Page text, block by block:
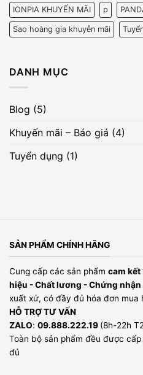
Thời
hạn
đến
31/3/2026
MÔ
HÌNH
TIẾP
THỊ
LIÊN
Hà
Nội(IONPIA)
-
Mua
1
nhận
quà
IONPIA KHUYẾN MÃI p
Sao hoàng gia khuyễn mãi
DANH MỤC
Blog (5)
Khuyến mãi – Báo giá (4)
Tuyển dụng (1)
SẢN PHẨM CHÍNH HÃNG
Cung cấp các sản phẩm cam kết
hiệu - Chất lương - Chứng nhận
xuất xứ, có đầy đủ hóa đơn mua
HỖ TRỢ TƯ VẤN
ZALO: 09.888.222.19 (8h-22h
Toàn bộ sản phẩm đều được
đủ